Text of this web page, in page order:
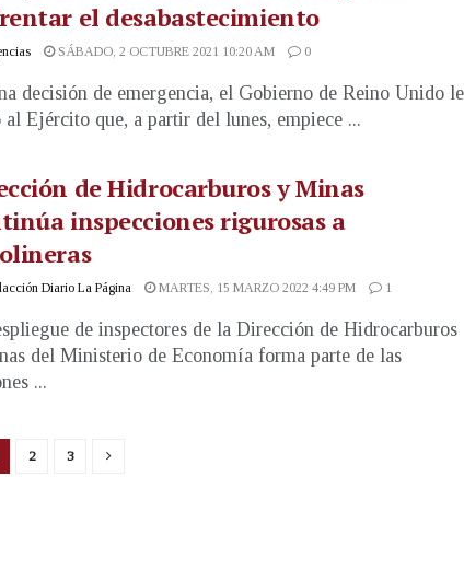
el desabastecimiento
SÁBADO, 2 OCTUBRE 2021 10:20 AM 0
decisión de emergencia, el Gobierno de Reino Unido le
Ejército que, a partir del lunes, empiece ...
de Hidrocarburos y Minas
inspecciones rigurosas a
Diario La Página MARTES, 15 MARZO 2022 4:49 PM 1
de inspectores de la Dirección de Hidrocarburos
del Ministerio de Economía forma parte de las
...
2 3